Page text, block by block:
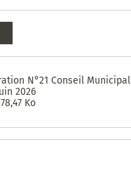
de Juillet 2026
N°21 Conseil Municipal
2026
Ko